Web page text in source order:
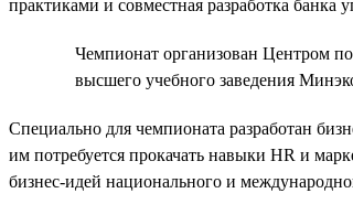
практиками и совместная разработка
Чемпионат организован Центром
высшего учебного заведения
Специально для чемпионата разработан
им потребуется прокачать навыки HR и
бизнес-идей национального и